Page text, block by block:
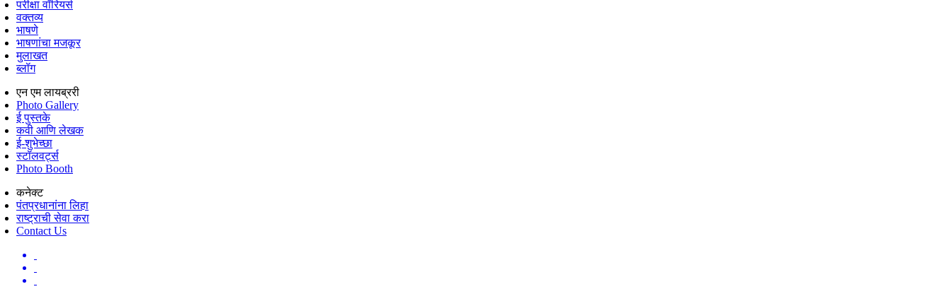
परीक्षा वॉरियर्स
वक्तव्य
भाषणे
भाषणांचा मजकूर
मुलाखत
ब्लॉग
एन एम लायब्ररी
Photo Gallery
ई पुस्तके
कवी आणि लेखक
ई-शुभेच्छा
स्टॉलवर्ट्स
Photo Booth
कनेक्ट
पंतप्रधानांना लिहा
राष्ट्राची सेवा करा
Contact Us